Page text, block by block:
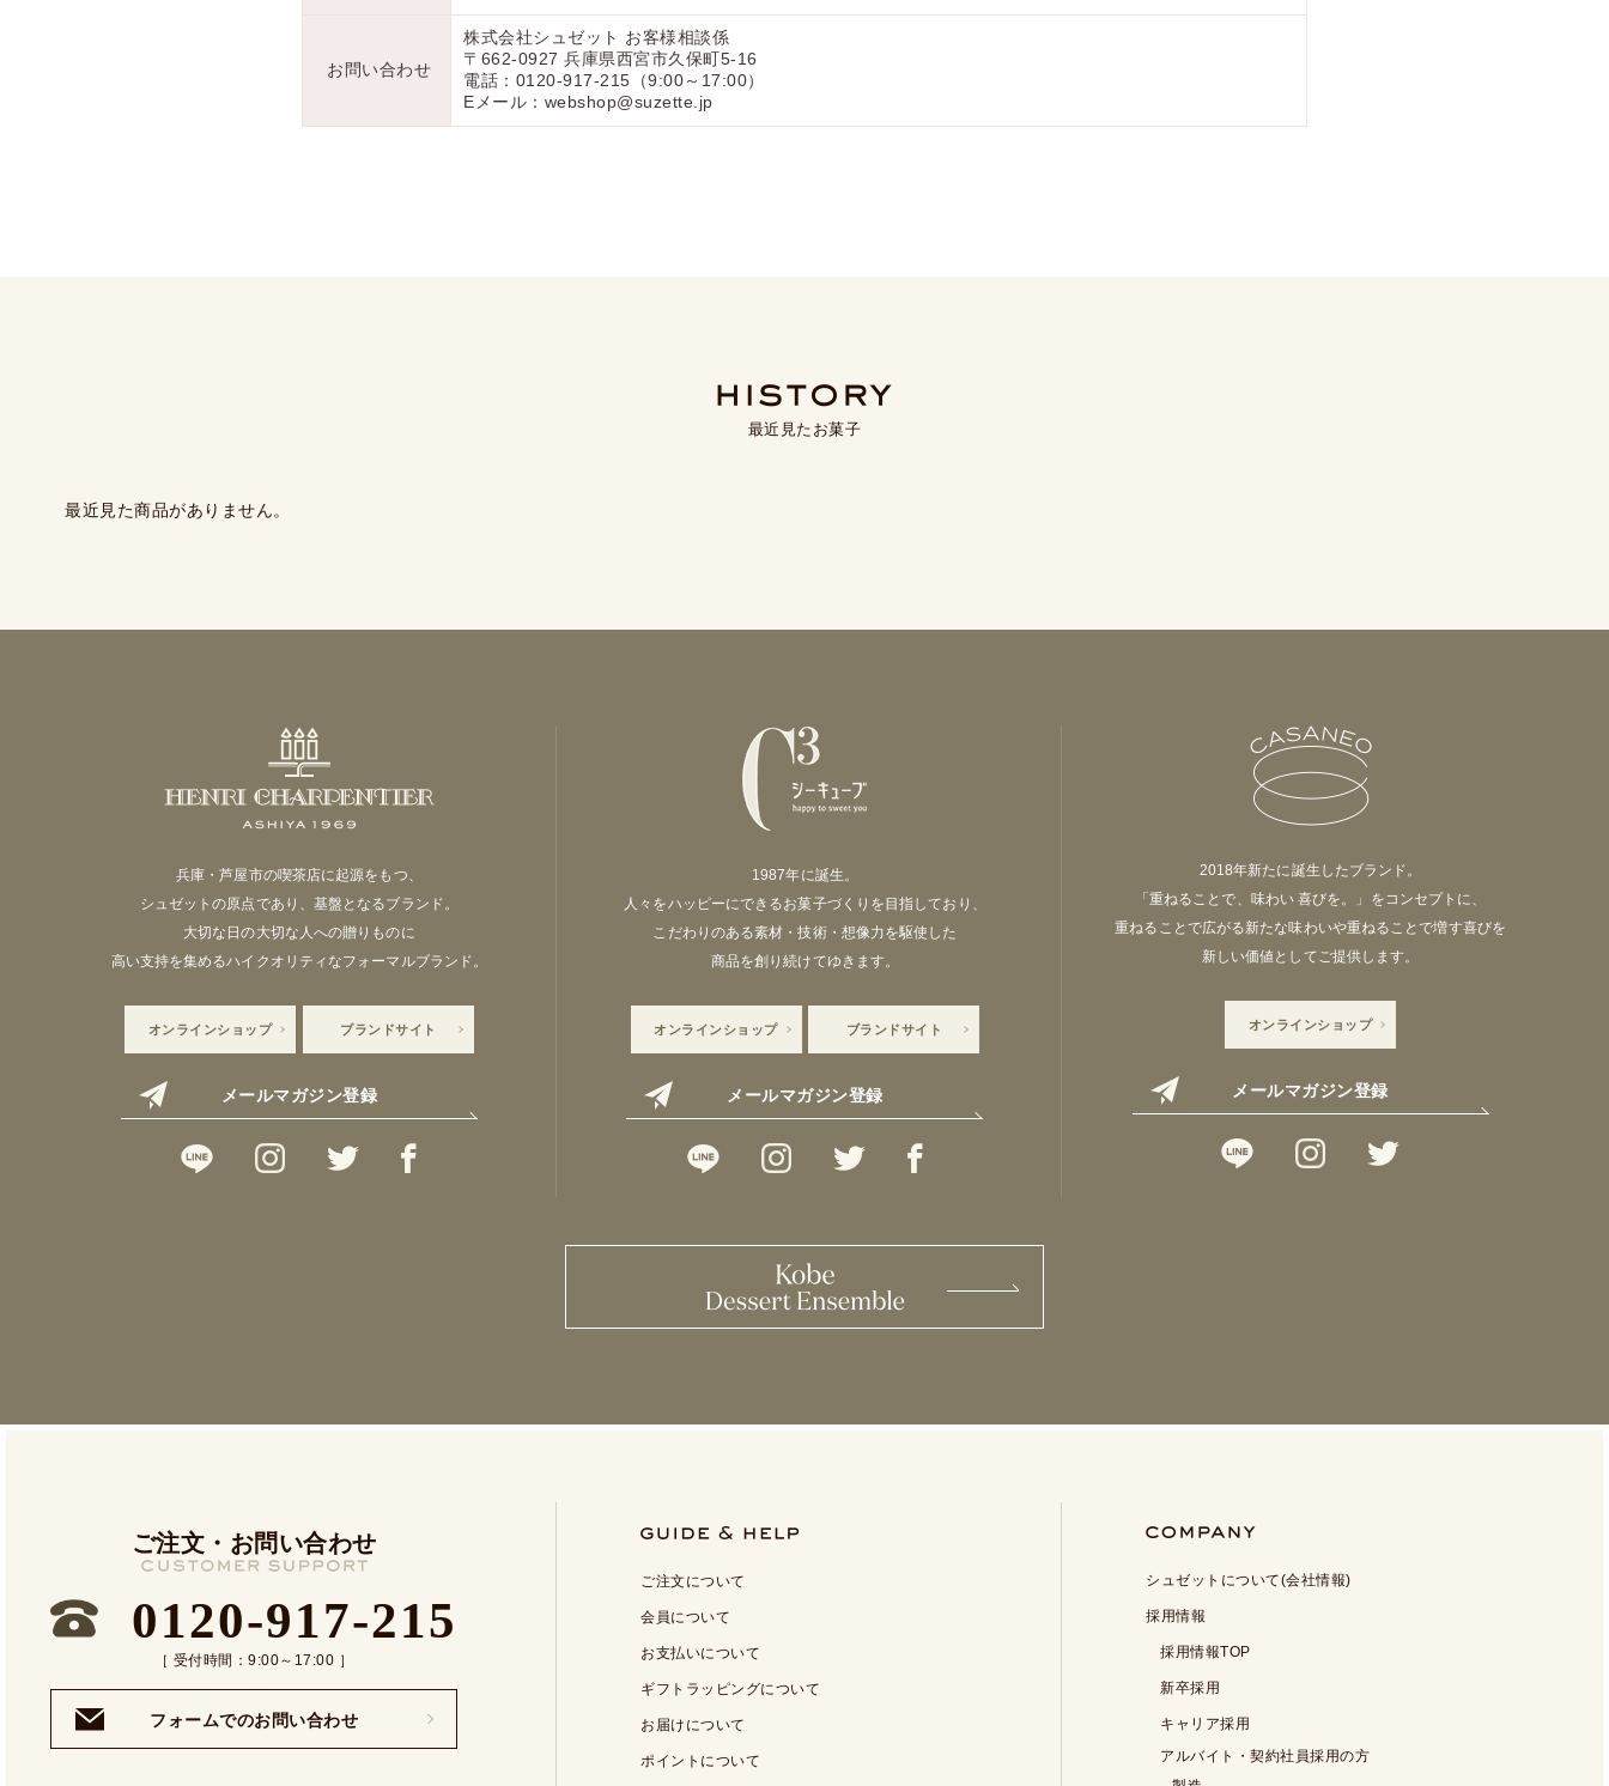
お問い合わせ
株式会社シュゼット お客様相談係
〒662-0927 兵庫県西宮市久保町5-16
電話：0120-917-215 （9:00～17:00）
Eメール：webshop@suzette.jp
最近見たお菓子
最近見た商品がありません。
兵庫・芦屋市の喫茶店に起源をもつ、
シュゼットの原点であり、基盤となるブランド。
大切な日の大切な人への贈りものに
高い支持を集めるハイクオリティなフォーマルブランド。
オンラインショップ ブランドサイト
メールマガジン登録
1987年に誕生。
人々をハッピーにできるお菓子づくりを目指しており、
こだわりのある素材・技術・想像力を駆使した
商品を創り続けてゆきます。
オンラインショップ ブランドサイト
メールマガジン登録
2018年新たに誕生したブランド。
「重ねることで、味わい 喜びを。」をコンセプトに、
重ねることで広がる新たな味わいや重ねることで増す喜びを
新しい価値としてご提供します。
オンラインショップ
メールマガジン登録
ご注文・お問い合わせ
0120-917-215
［ 受付時間：9:00～17:00 ］
フォームでのお問い合わせ
ご注文について
会員について
お支払いについて
ギフトラッピングについて
お届けについて
ポイントについて
シュゼットについて(会社情報)
採用情報
採用情報TOP
新卒採用
キャリア採用
アルバイト・契約社員採用の方